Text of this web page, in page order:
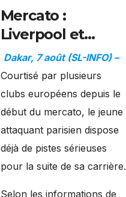
Mercato :
Liverpool et
Dortmund se
positionnent en
favoris pour
recruter Ibrahim
Mbaye
Dakar, 7 août (SL-INFO) –
Courtisé par plusieurs
clubs européens depuis le
début du mercato, le jeune
attaquant parisien dispose
déjà de pistes sérieuses
pour la suite de sa carrière.
Selon les informations de